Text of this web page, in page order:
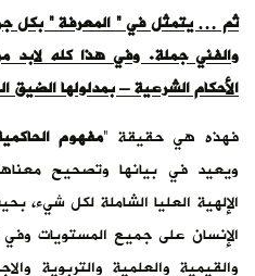
ثم … يتمثل في ” المعرفة ” بكل
والفني جملة. وفي هذا كله لابد
الأحكام الشرعية – بمدلولها الضيق
فهذه هي حقيقة “مفهوم
ويعيد في بيانها وتصحيح
الإلهية العليا الشاملة لكل شيء،
الإنسان على جميع المستويات وفي
والقيمية والعلمية والتربوية